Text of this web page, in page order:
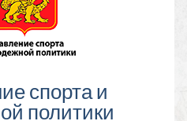
спорта и
политики